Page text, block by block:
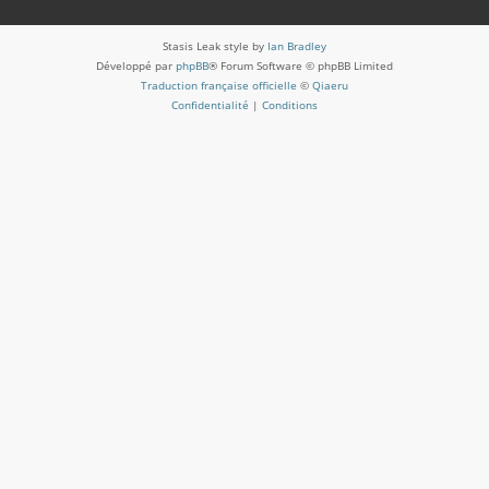
Stasis Leak style by Ian Bradley
Développé par phpBB® Forum Software © phpBB Limited
Traduction française officielle © Qiaeru
Confidentialité | Conditions